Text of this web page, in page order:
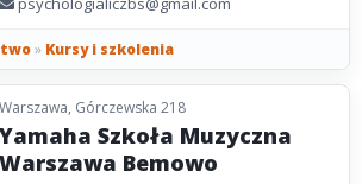
» Kursy i szkolenia
Warszawa, Górczewska 218
Yamaha Szkoła Muzyczna
Warszawa Bemowo